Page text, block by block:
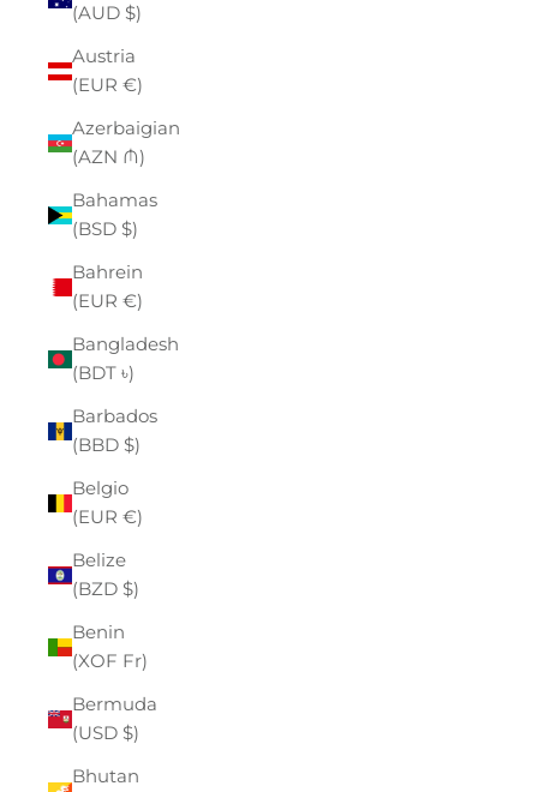
(AUD $)
Austria
(EUR €)
Azerbaigian
(AZN ₼)
Bahamas
(BSD $)
Bahrein
(EUR €)
Bangladesh
(BDT ৳)
Barbados
(BBD $)
Belgio
(EUR €)
Belize
(BZD $)
Benin
(XOF Fr)
Bermuda
(USD $)
Bhutan